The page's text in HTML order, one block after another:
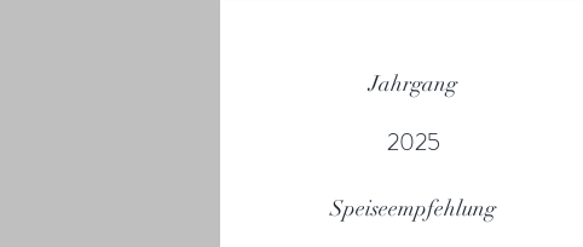
Jahrgang
2025
Speiseempfehlung